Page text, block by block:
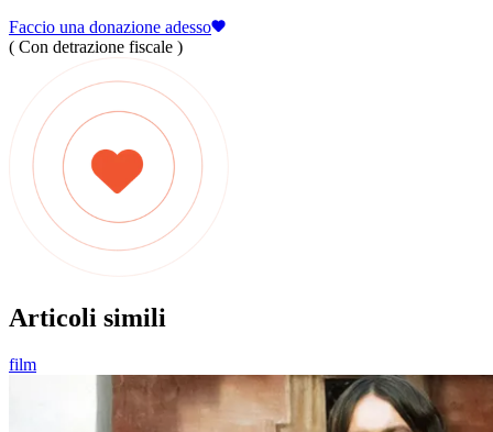
Faccio una donazione adesso
( Con detrazione fiscale )
Articoli simili
film